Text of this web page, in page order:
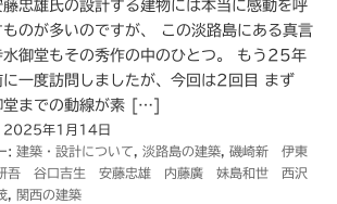
忠雄氏の設計する建物には本当に感動を呼
のが多いのですが、 この淡路島にある真言
水御堂もその秀作の中のひとつ。 もう25年
に一度訪問しましたが、今回は2回目 まず
堂までの動線が素 […]
2025年1月14日
: 建築・設計について, 淡路島の建築, 磯崎新 伊東
吾 谷口吉生 安藤忠雄 内藤廣 妹島和世 西沢
, 関西の建築